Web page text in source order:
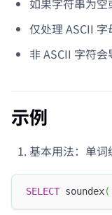
仅处理 ASCII
非 ASCII 字符
示例
基本用法：单词
SELECT soundex(